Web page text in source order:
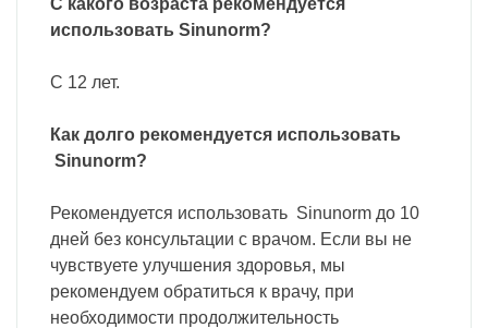
использовать Sinunorm?
С 12 лет.
Как долго рекомендуется использовать
Sinunorm?
Рекомендуется использовать Sinunorm до 10
дней без консультации с врачом. Если вы не
чувствуете улучшения здоровья, мы
рекомендуем обратиться к врачу, при
необходимости продолжительность